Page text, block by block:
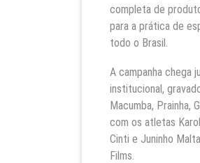
completa de
para a prática de
todo o Brasil.
A campanha chega
institucional,
Macumba, Prainha,
com os atletas
Cinti e Juninho
Films.